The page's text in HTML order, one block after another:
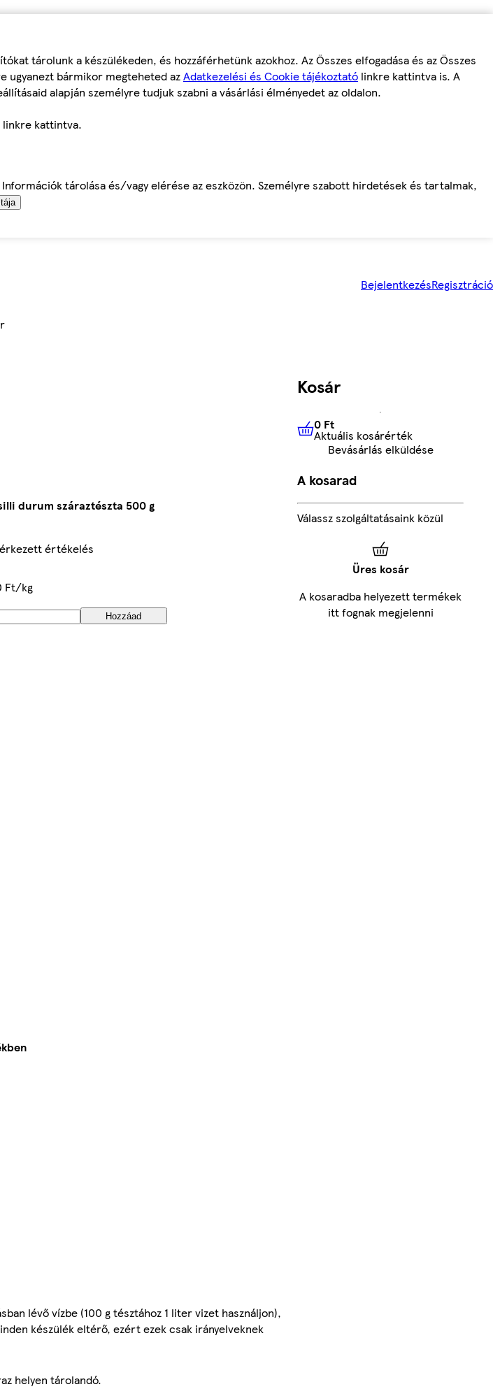
tárolunk a készülékeden, és hozzáférhetünk azokhoz. Az Összes elfogadása és az Összes
ugyanezt bármikor megteheted azAdatkezelési és Cookie tájékoztató linkre kattintva is. A
alapján személyre tudjuk szabni a vásárlási élményedet az oldalon.
linkre kattintva.
tárolása és/vagy elérése az eszközön. Személyre szabott hirdetések és tartalmak,
BejelentkezésRegisztráció
durum száraztészta 500 g
értékelés
Ft/kg
Hozzáad
lévő vízbe (100 g tésztához 1 liter vizet használjon),
készülék eltérő, ezért ezek csak irányelveknek
helyen tárolandó.
Kosár
0 FtAktuális kosárérték
0 Ft
Aktuális kosárérték
Bevásárlás elküldése
A kosarad
Válassz szolgáltatásaink közül
Üres kosár
A kosaradba helyezett termékek
itt fognak megjelenni